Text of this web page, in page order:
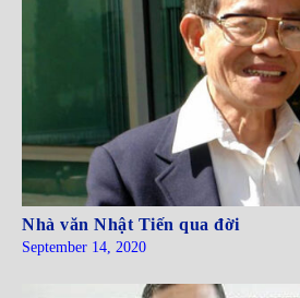
Nhà văn Nhật Tiến qua đời
September 14, 2020